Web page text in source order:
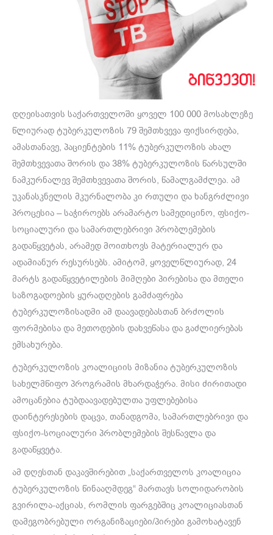
დღეისათვის საქართველოში ყოველ 100 000 მოსახლეზე
წლიურად ტუბერკულოზის 79 შემთხვევა ფიქსირდება,
ამასთანავე, პაციენტების 11% ტუბერკულოზის ახალ
შემთხვევათა შორის და 38% ტუბერკულოზის წარსულში
ნამკურნალევ შემთხვევათა შორის, წამალგამძლეა. ამ
უკანასკნელის მკურნალობა კი რთული და ხანგრძლივი
პროცესია – საჭიროებს არამარტო სამედიცინო, ფსიქო-
სოციალური და სამართლებრივი პრობლემების
გადაწყვეტას, არამედ მოითხოვს მატერიალურ და
ადამიანურ რესურსებს. ამიტომ, ყოველწლიურად, 24
მარტს გადაწყვეტილების მიმღები პირებისა და მთელი
საზოგადოების ყურადღების გამძაფრება
ტუბერკულოზისადმი ამ დაავადებასთან ბრძოლის
ფორმებისა და მეთოდების დახვეწასა და გაძლიერებას
ემსახურება.
ტუბერკულოზის კოალიციის მიზანია ტუბერკულოზის
სახელმწიფო პროგრამის მხარდაჭერა. მისი ძირითადი
ამოცანებია ტუბდაავადებულთა უფლებებისა
დაინტერესების დაცვა, თანადგომა, სამართლებრივი და
ფსიქო-სოციალური პრობლემების შესწავლა და
გადაწყვეტა.
ამ დღესთან დაკავშირებით „საქართველოს კოალიცია
ტუბერკულოზის წინააღმდეგ“ მართავს სოლიდარობის
გვირილა-აქციას, რომლის ფარგებშიც კოალიციასთან
დამეგობრებული ორგანიზაციები/პირები გამოხატავენ